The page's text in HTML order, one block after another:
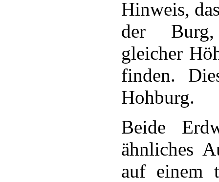
Hinweis,
der
gleicher
finden.
Hohburg.
Beide
ähnliches
auf einem